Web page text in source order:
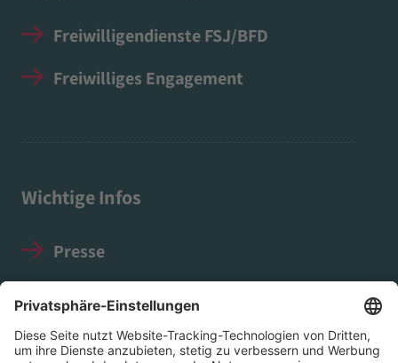
Freiwilligendienste FSJ/BFD
Freiwilliges Engagement
Wichtige Infos
Presse
Impressum
Datenschutz